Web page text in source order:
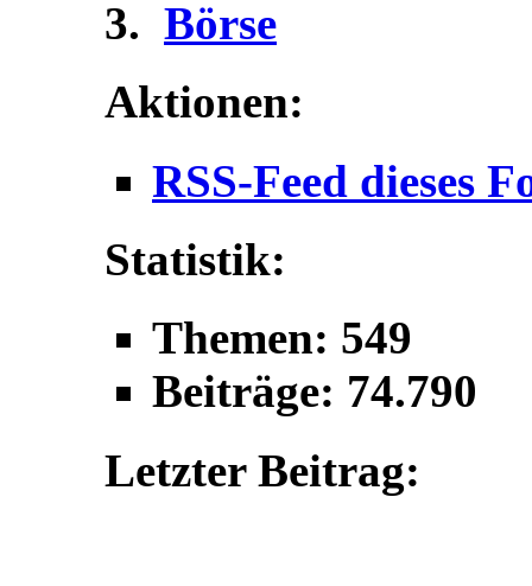
Börse
Aktionen:
RSS-Feed dieses
Statistik:
Themen: 549
Beiträge: 74.790
Letzter Beitrag: